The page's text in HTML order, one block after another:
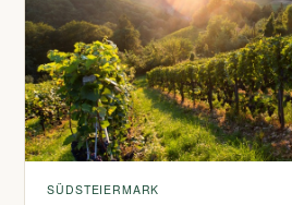
SÜDSTEIERMARK